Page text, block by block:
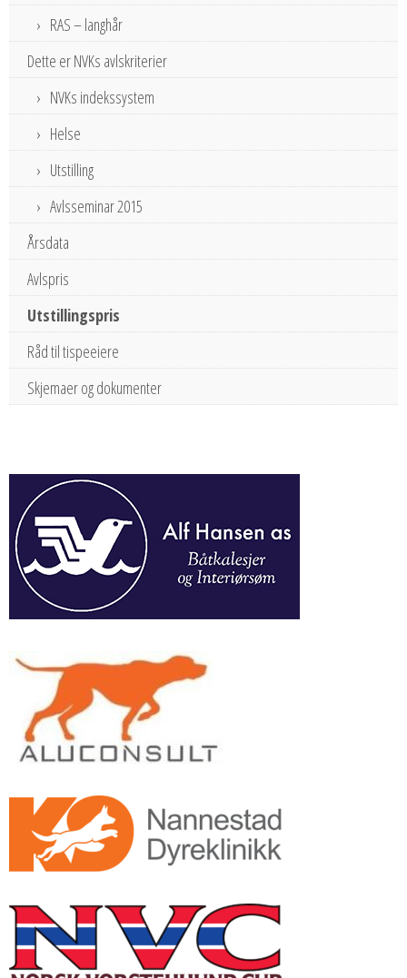
RAS – langhår
Dette er NVKs avlskriterier
NVKs indekssystem
Helse
Utstilling
Avlsseminar 2015
Årsdata
Avlspris
Utstillingspris
Råd til tispeeiere
Skjemaer og dokumenter